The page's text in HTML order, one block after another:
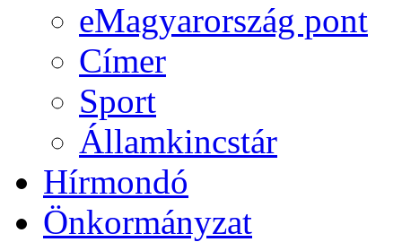
eMagyarország pont
Címer
Sport
Államkincstár
Hírmondó
Önkormányzat